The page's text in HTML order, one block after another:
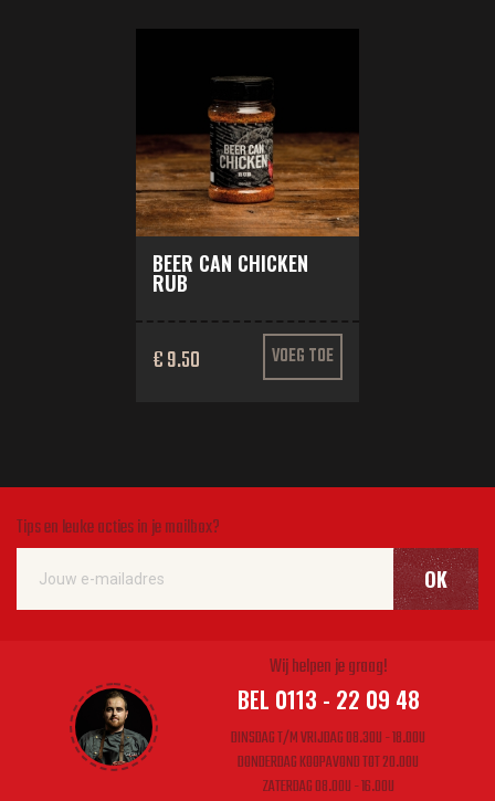
BEER CAN CHICKEN
RUB
€ 9.50 VOEG TOE
Tips en leuke acties in je mailbox?
OK
Wij helpen je graag!
BEL 0113 - 22 09 48
DINSDAG T/M VRIJDAG 08.30U - 18.00U
DONDERDAG KOOPAVOND TOT 20.00U
ZATERDAG 08.00U - 16.00U